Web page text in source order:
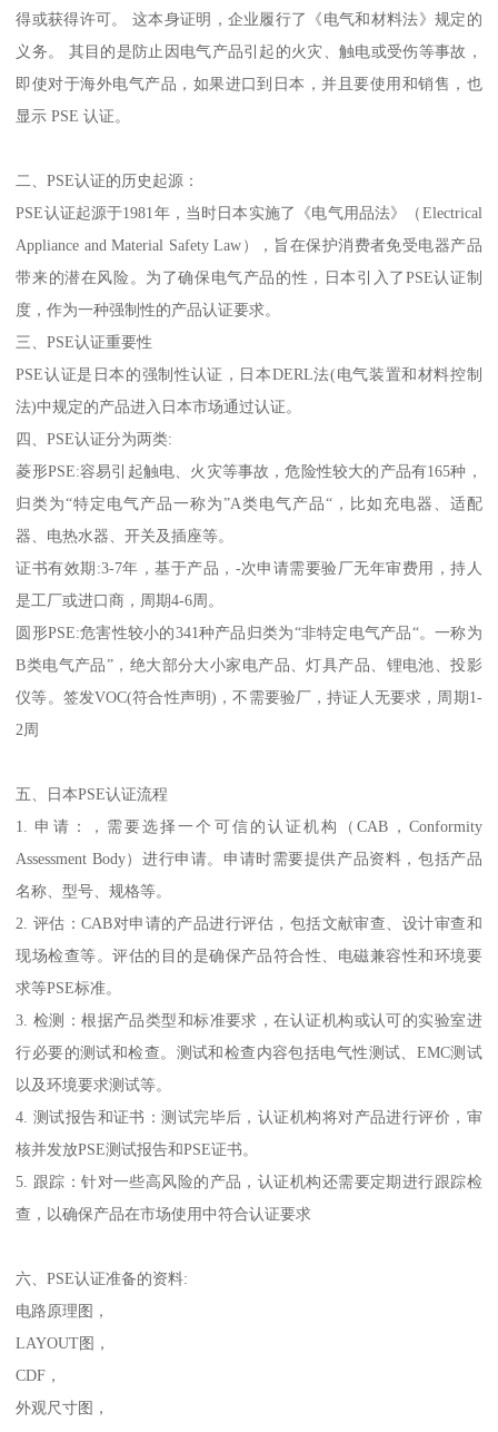
得或获得许可。 这本身证明，企业履行了《电气和材料法》规定的
义务。 其目的是防止因电气产品引起的火灾、触电或受伤等事故，
即使对于海外电气产品，如果进口到日本，并且要使用和销售，也
显示 PSE 认证。
二、PSE认证的历史起源：
PSE认证起源于1981年，当时日本实施了《电气用品法》（Electrical
Appliance and Material Safety Law），旨在保护消费者免受电器产品
带来的潜在风险。为了确保电气产品的性，日本引入了PSE认证制
度，作为一种强制性的产品认证要求。
三、PSE认证重要性
PSE认证是日本的强制性认证，日本DERL法(电气装置和材料控制
法)中规定的产品进入日本市场通过认证。
四、PSE认证分为两类:
菱形PSE:容易引起触电、火灾等事故，危险性较大的产品有165种，
归类为“特定电气产品一称为”A类电气产品“，比如充电器、适配
器、电热水器、开关及插座等。
证书有效期:3-7年，基于产品，-次申请需要验厂无年审费用，持人
是工厂或进口商，周期4-6周。
圆形PSE:危害性较小的341种产品归类为“非特定电气产品“。一称为
B类电气产品”，绝大部分大小家电产品、灯具产品、锂电池、投影
仪等。签发VOC(符合性声明)，不需要验厂，持证人无要求，周期1-
2周
五、日本PSE认证流程
1. 申请：，需要选择一个可信的认证机构（CAB，Conformity
Assessment Body）进行申请。申请时需要提供产品资料，包括产品
名称、型号、规格等。
2. 评估：CAB对申请的产品进行评估，包括文献审查、设计审查和
现场检查等。评估的目的是确保产品符合性、电磁兼容性和环境要
求等PSE标准。
3. 检测：根据产品类型和标准要求，在认证机构或认可的实验室进
行必要的测试和检查。测试和检查内容包括电气性测试、EMC测试
以及环境要求测试等。
4. 测试报告和证书：测试完毕后，认证机构将对产品进行评价，审
核并发放PSE测试报告和PSE证书。
5. 跟踪：针对一些高风险的产品，认证机构还需要定期进行跟踪检
查，以确保产品在市场使用中符合认证要求
六、PSE认证准备的资料:
电路原理图，
LAYOUT图，
CDF，
外观尺寸图，